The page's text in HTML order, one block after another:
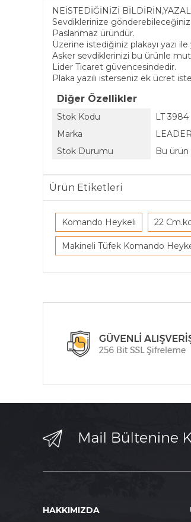
NEİSTEDİĞİNİZİ
Sevdiklerinize
Paslanmaz üründür.
Üzerine istediğiniz plakayı yazı ile
Asker sevdiklerinizi bu ürünle
Lider Ticaret güvencesindedir.
Plaka yazılı isterseniz ek ücret
Diğer Özellikler
Stok Kodu
LT 3984
Marka
Stok Durumu
Bu
Ürün Etiketleri
Komando Heykeli 22
Makineli Tüfek Komando
HAKKIMIZDA